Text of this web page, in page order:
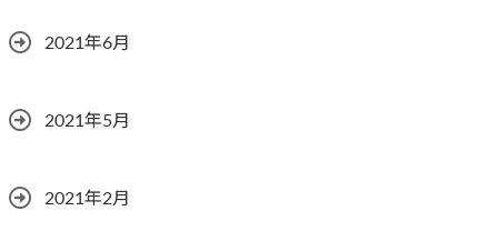
2021年6月
2021年5月
2021年2月